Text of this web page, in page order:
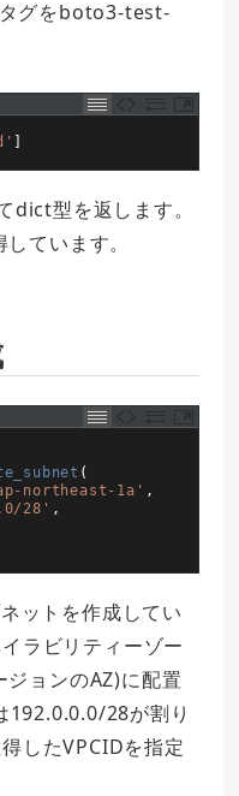
グをboto3-test-
型を返します。
ています。
(
northeast-1a' ,
28' ,
ットを作成してい
ラビリティーゾー
ョンのAZ)に配置
192.0.0.0/28が割り
したVPCIDを指定